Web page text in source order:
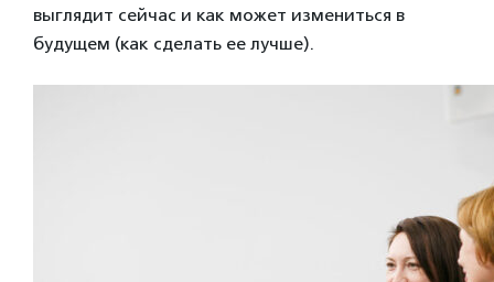
выглядит сейчас и как может измениться в
будущем (как сделать ее лучше).